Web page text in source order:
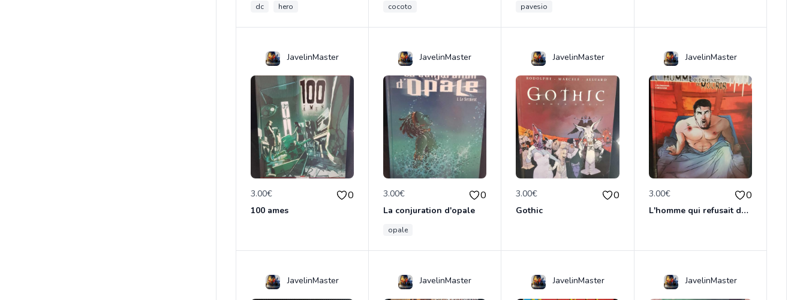
dc hero cocoto pavesio
JavelinMaster
3.00€ 0
100 ames
JavelinMaster
3.00€ 0
La conjuration d'opale
opale
JavelinMaster
3.00€ 0
Gothic
JavelinMaster
3.00€ 0
L'homme qui refusait de dormir
JavelinMaster JavelinMaster JavelinMaster JavelinMaster